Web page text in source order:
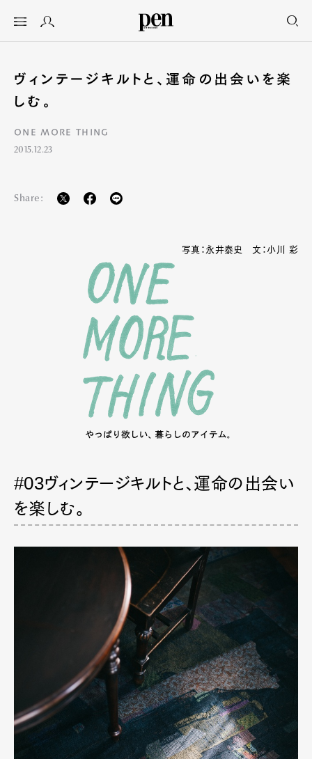
ヴィンテージキルトと、運命の出会いを楽
しむ。
ONE MORE THING
2015.12.23
Share:
写真：永井泰史 文：小川 彩
#03ヴィンテージキルトと、運命の出会い
を楽しむ。